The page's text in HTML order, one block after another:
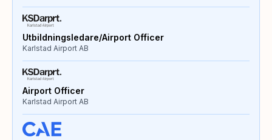
Utbildningsledare/Airport Officer
Karlstad Airport AB
Airport Officer
Karlstad Airport AB